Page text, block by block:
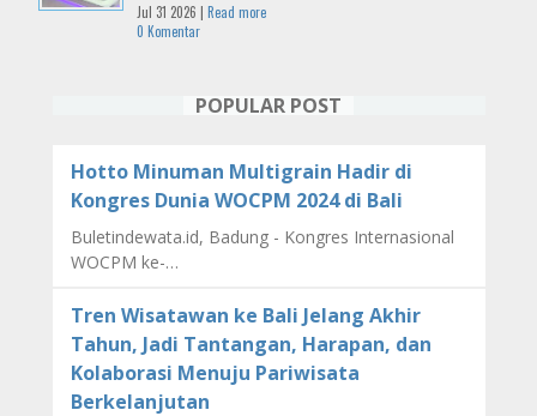
Jul 31 2026 | Read more
0 Komentar
POPULAR POST
Hotto Minuman Multigrain Hadir di
Kongres Dunia WOCPM 2024 di Bali
Buletindewata.id, Badung - Kongres Internasional
WOCPM ke-…
Tren Wisatawan ke Bali Jelang Akhir
Tahun, Jadi Tantangan, Harapan, dan
Kolaborasi Menuju Pariwisata
Berkelanjutan